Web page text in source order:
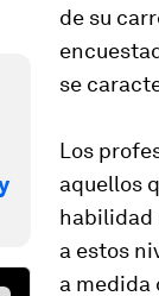
de su
se
Los
aquellos
habilidad
a estos
a medida